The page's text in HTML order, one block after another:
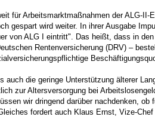
für Arbeitsmarktmaßnahmen der ALG-
gespart wird weiter. In ihrer Ausgabe
von ALG I eintritt". Das heißt, dass in
Rentenversicherung (DRV) –
die geringe Unterstützung älterer
zur Altersversorgung bei
wir dringend darüber nachdenken,
fordert auch Klaus Ernst, Vize-